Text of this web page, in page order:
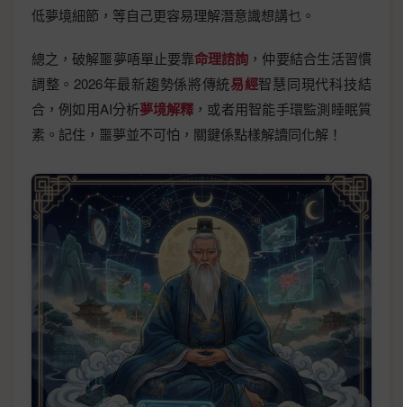
低夢境細節，等自己更容易理解潛意識想講乜。
總之，破解噩夢唔單止要靠命理諮詢 ，仲要結合生活習慣
調整。2026年最新趨勢係將傳統易經智慧同現代科技結
合，例如用AI分析夢境解釋 ，或者用智能手環監測睡眠質
素。記住，噩夢並不可怕，關鍵係點樣解讀同化解！